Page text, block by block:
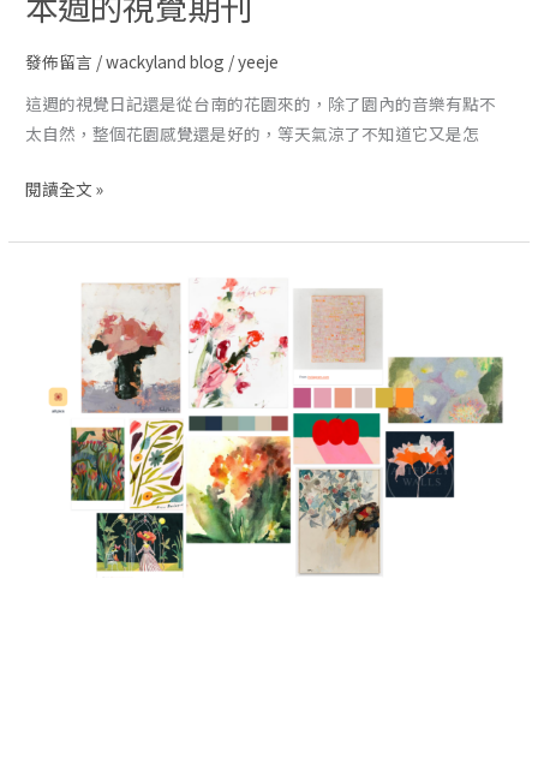
發佈留言 /wackyland blog /yeeje
這週的視覺日記還是從台南的花園來的，除了園內的音樂有點不
太自然，整個花園感覺還是好的，等天氣涼了不知道它又是怎
閱讀全文 »